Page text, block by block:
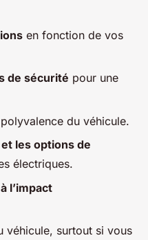
en fonction de vos
de sécurité pour une
du véhicule.
les options de
électriques.
l’impact
véhicule, surtout si vous